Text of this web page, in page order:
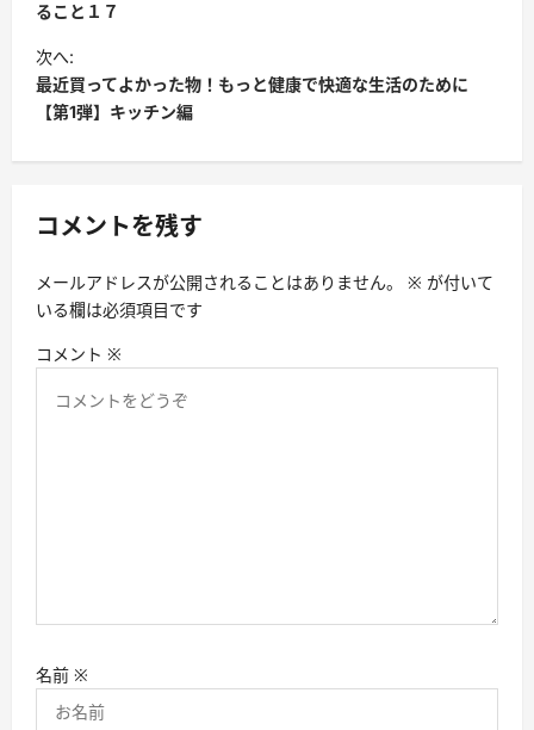
ナ
ビ
ゲ
ー
シ
ン
ること１７
次へ:
最近買ってよかった物！もっと健康で快適な生活のために
【第1弾】キッチン編
コメントを残す
メールアドレスが公開されることはありません。 ※ が付いて
いる欄は必須項目です
コメント ※
名前 ※